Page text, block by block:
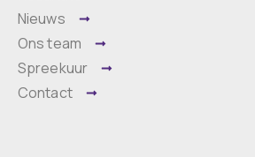
Nieuws
Ons team
Spreekuur
Contact